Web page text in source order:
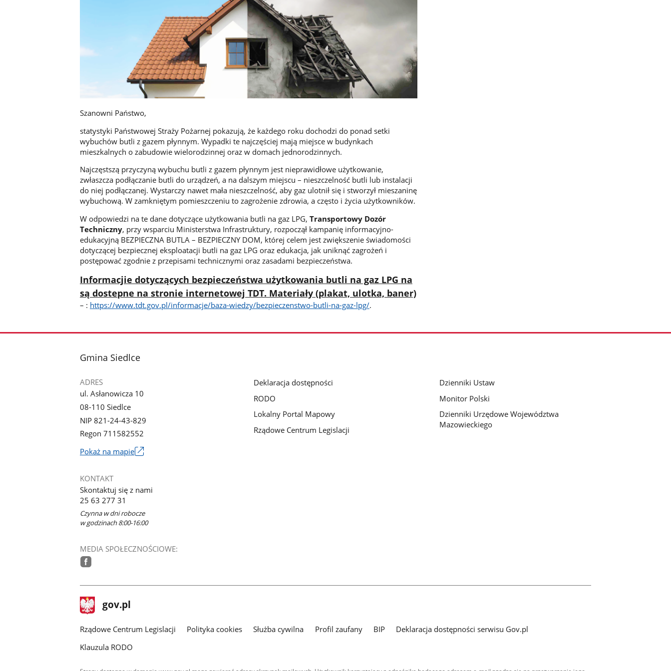
Szanowni Państwo,
statystyki Państwowej Straży Pożarnej pokazują, że każdego roku dochodzi do ponad setki
wybuchów butli z gazem płynnym. Wypadki te najczęściej mają miejsce w budynkach
mieszkalnych o zabudowie wielorodzinnej oraz w domach jednorodzinnych.
Najczęstszą przyczyną wybuchu butli z gazem płynnym jest nieprawidłowe użytkowanie,
zwłaszcza podłączanie butli do urządzeń, a na dalszym miejscu – nieszczelność butli lub instalacji
do niej podłączanej. Wystarczy nawet mała nieszczelność, aby gaz ulotnił się i stworzył mieszaninę
wybuchową. W zamkniętym pomieszczeniu to zagrożenie zdrowia, a często i życia użytkowników.
W odpowiedzi na te dane dotyczące użytkowania butli na gaz LPG, Transportowy Dozór
Techniczny, przy wsparciu Ministerstwa Infrastruktury, rozpoczął kampanię informacyjno-
edukacyjną BEZPIECZNA BUTLA – BEZPIECZNY DOM, której celem jest zwiększenie świadomości
dotyczącej bezpiecznej eksploatacji butli na gaz LPG oraz edukacja, jak uniknąć zagrożeń i
postępować zgodnie z przepisami technicznymi oraz zasadami bezpieczeństwa.
Informacjie dotyczących bezpieczeństwa użytkowania butli na gaz LPG na
są dostepne na stronie internetowej TDT. Materiały (plakat, ulotka, baner)
– : https://www.tdt.gov.pl/informacje/baza-wiedzy/bezpieczenstwo-butli-na-gaz-lpg/.
stopka
Gmina Siedlce
ADRES
ul. Asłanowicza 10
08-110 Siedlce
NIP 821-24-43-829
Regon 711582552
Pokaż na mapieLink
nowym
KONTAKT
Skontaktuj się z nami
25 63 277 31
Czynna w dni robocze
w godzinach 8:00-16:00
MEDIA SPOŁECZNOŚCIOWE:
Deklaracja dostępności
RODO
Lokalny Portal Mapowy
Rządowe Centrum Legislacji
Dzienniki Ustaw
Monitor Polski
Dzienniki Urzędowe Województwa
Mazowieckiego
stopka
gov.pl Strona
gov.pl
Rządowe Centrum Legislacji Polityka cookies Służba cywilna Profil zaufany BIP
Deklaracja dostępności serwisu Gov.pl
Klauzula RODO